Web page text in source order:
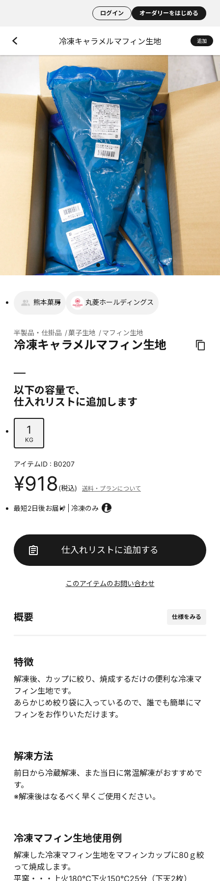
ログイン オーダリーをはじめる
冷凍キャラメルマフィン生地 追加
熊本菓房 丸菱ホールディングス
半製品・仕掛品 菓子生地 マフィン生地
冷凍キャラメルマフィン生地
以下の容量で、
仕入れリストに追加します
1
KG
アイテムID : B0207
¥918(税込) 送料・プランについて
最短2日後お届け 冷凍のみ
仕入れリストに追加する
このアイテムのお問い合わせ
概要 仕様をみる
特徴
解凍後、カップに絞り、焼成するだけの便利な冷凍マ
フィン生地です。
あらかじめ絞り袋に入っているので、誰でも簡単にマ
フィンをお作りいただけます。
解凍方法
前日から冷蔵解凍、また当日に常温解凍がおすすめで
す。
※解凍後はなるべく早くご使用ください。
冷凍マフィン生地使用例
解凍した冷凍マフィン生地をマフィンカップに80ｇ絞
って焼成します。
平窯・・・上火180℃下火150℃25分（下天2枚）